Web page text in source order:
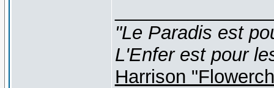
"Le Paradis est
L'Enfer est pour
Harrison